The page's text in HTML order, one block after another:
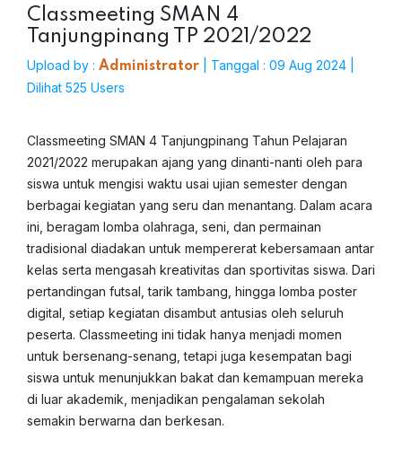
Classmeeting SMAN 4
Tanjungpinang TP 2021/2022
Upload by : Administrator | Tanggal : 09 Aug 2024 |
Dilihat 525 Users
Classmeeting SMAN 4 Tanjungpinang Tahun Pelajaran
2021/2022 merupakan ajang yang dinanti-nanti oleh para
siswa untuk mengisi waktu usai ujian semester dengan
berbagai kegiatan yang seru dan menantang. Dalam acara
ini, beragam lomba olahraga, seni, dan permainan
tradisional diadakan untuk mempererat kebersamaan antar
kelas serta mengasah kreativitas dan sportivitas siswa. Dari
pertandingan futsal, tarik tambang, hingga lomba poster
digital, setiap kegiatan disambut antusias oleh seluruh
peserta. Classmeeting ini tidak hanya menjadi momen
untuk bersenang-senang, tetapi juga kesempatan bagi
siswa untuk menunjukkan bakat dan kemampuan mereka
di luar akademik, menjadikan pengalaman sekolah
semakin berwarna dan berkesan.